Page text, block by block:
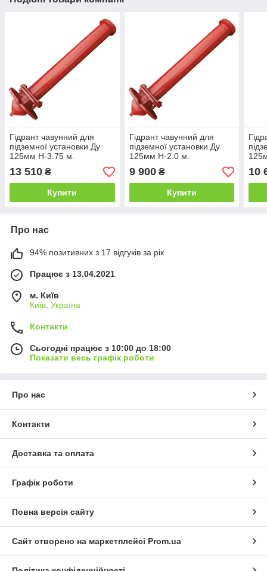
Гідрант чавунний для
підземної установки Ду
125мм H-3.75 м.
13 510 ₴
Купити
Гідрант чавунний для
підземної установки Ду
125мм H-2.0 м.
9 900₴
Купити
10
Про нас
94% позитивних з 17 відгуків за рік
Працює з 13.04.2021
м. Київ
Київ, Україна
Контакти
Сьогодні працює з 10:00 до 18:00
Показати весь графік роботи
Про нас
Контакти
Доставка та оплата
Графік роботи
Повна версія сайту
Сайт створено на маркетплейсі Prom.ua